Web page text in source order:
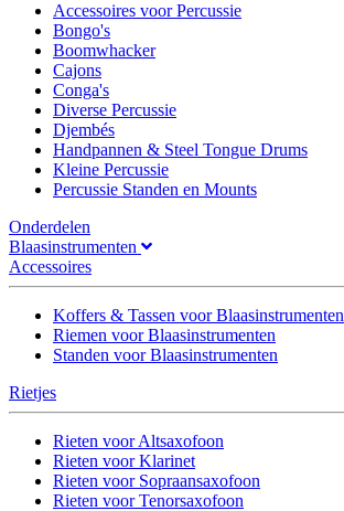
Accessoires voor Percussie
Bongo's
Boomwhacker
Cajons
Conga's
Diverse Percussie
Djembés
Handpannen & Steel Tongue Drums
Kleine Percussie
Percussie Standen en Mounts
Onderdelen
Blaasinstrumenten
Accessoires
Koffers & Tassen voor Blaasinstrumenten
Riemen voor Blaasinstrumenten
Standen voor Blaasinstrumenten
Rietjes
Rieten voor Altsaxofoon
Rieten voor Klarinet
Rieten voor Sopraansaxofoon
Rieten voor Tenorsaxofoon